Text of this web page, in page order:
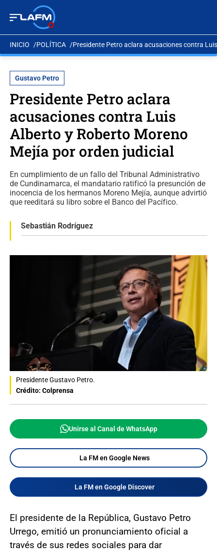
INICIO POLÍTICA Presidente Petro aclara acusaciones contra
Gustavo Petro
Presidente Petro aclara
acusaciones contra Luis
Alberto y Roberto Moreno
Mejía por orden judicial
En cumplimiento de un fallo del Tribunal Administrativo
de Cundinamarca, el mandatario ratificó la presunción de
inocencia de los hermanos Moreno Mejía, aunque advirtió
que reeditará su libro sobre el Banco del Pacífico.
Sebastián Rodríguez
Presidente Gustavo Petro.
Crédito: Colprensa
Unirse al Canal de WhatsApp
La FM en Google News
La FM en Google Discover
El presidente de la República, Gustavo Petro
Urrego, emitió un pronunciamiento oficial a
través de sus redes sociales para dar